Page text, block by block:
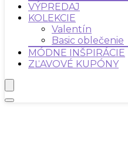
VÝPREDAJ
KOLEKCIE
Valentín
Basic oblečenie
MÓDNE INŠPIRÁCIE
ZĽAVOVÉ KUPÓNY